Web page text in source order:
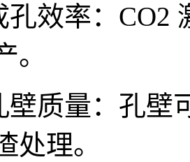
：CO2 激
。
：孔壁可
处理。